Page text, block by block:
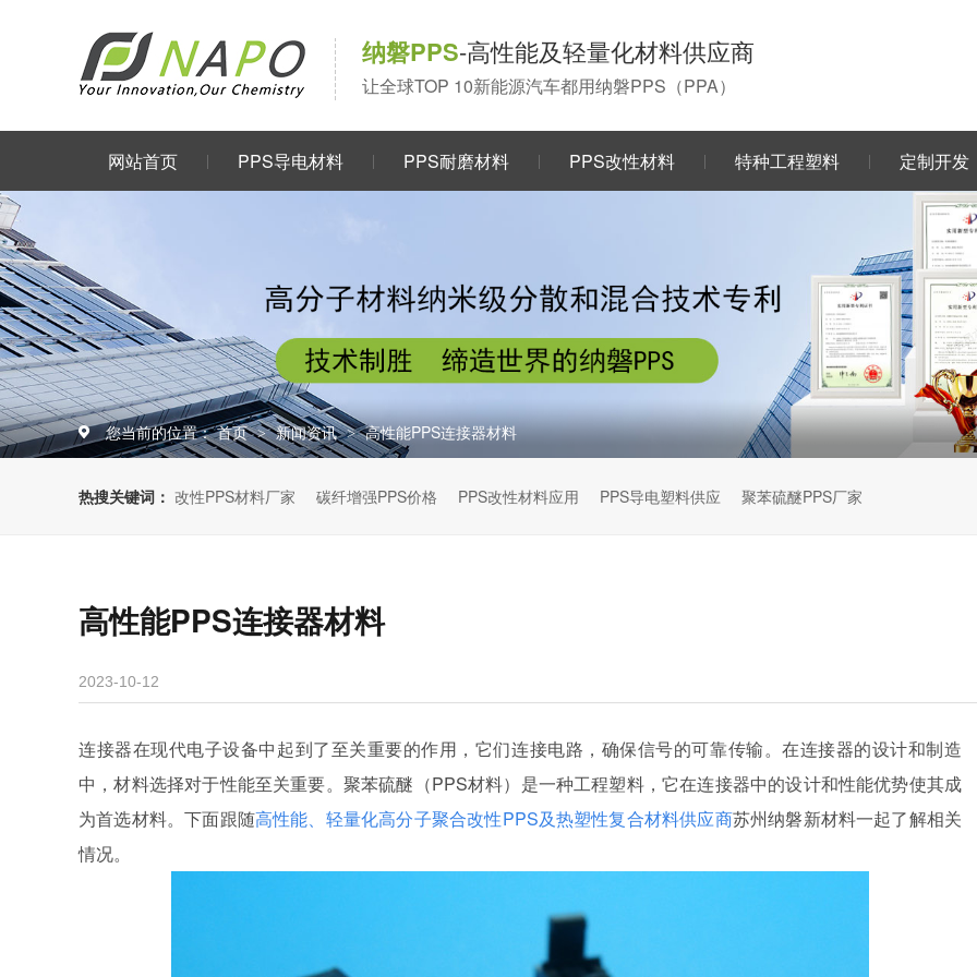
纳磐PPS-高性能及轻量化材料供应商
让全球TOP 10新能源汽车都用纳磐PPS（PPA）
网站首页 PPS导电材料 PPS耐磨材料 PPS改性材料 特种工程塑料 定制开发
您当前的位置： 首页 > 新闻资讯 > 高性能PPS连接器材料
热搜关键词： 改性PPS材料厂家 碳纤增强PPS价格 PPS改性材料应用 PPS导电塑料供应 聚苯硫醚PPS厂家
高性能PPS连接器材料
2023-10-12
连接器在现代电子设备中起到了至关重要的作用，它们连接电路，确保信号的可靠传输。在连接器的设计和制造
中，材料选择对于性能至关重要。聚苯硫醚（PPS材料）是一种工程塑料，它在连接器中的设计和性能优势使其成
为首选材料。下面跟随高性能、轻量化高分子聚合改性PPS及热塑性复合材料供应商苏州纳磐新材料一起了解相关
情况。